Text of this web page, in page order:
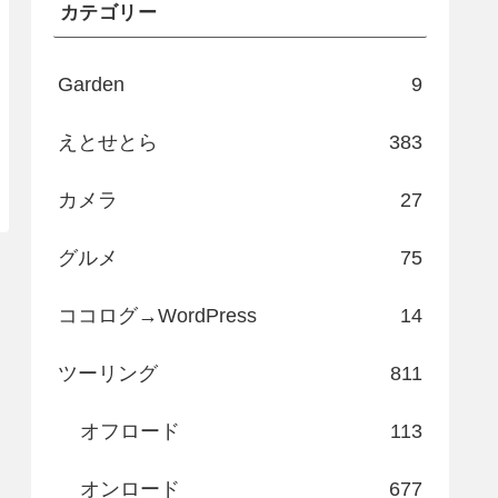
カテゴリー
Garden 9
えとせとら 383
カメラ 27
グルメ 75
ココログ→WordPress 14
ツーリング 811
オフロード 113
オンロード 677